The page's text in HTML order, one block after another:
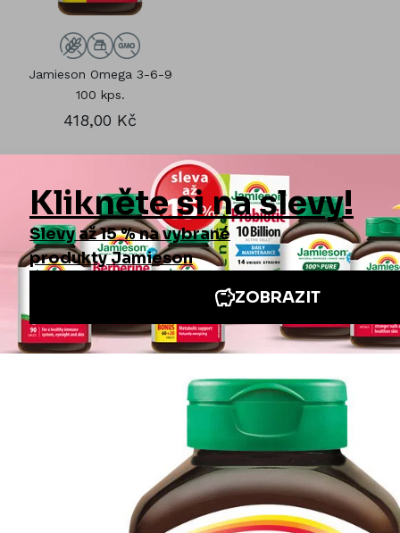
Jamieson Omega 3-6-9
100 kps.
418,00 Kč